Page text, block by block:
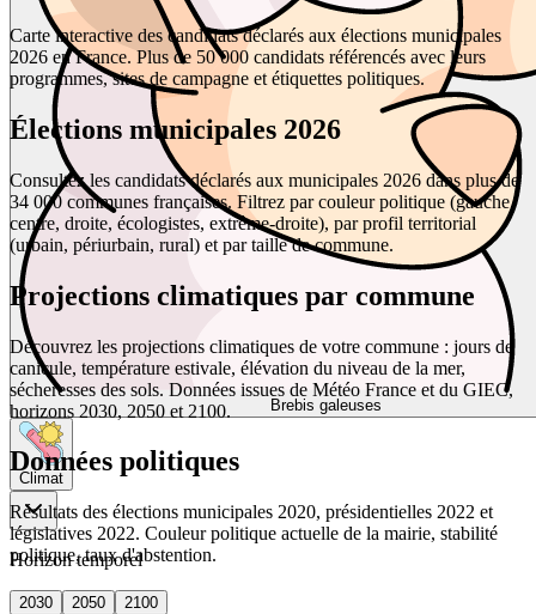
Brebis galeuses
Climat
Horizon temporel
2030 2050
2100
Carte interactive des candidats déclarés aux élections municipales
2026 en France. Plus de 50 000 candidats référencés avec leurs
programmes, sites de campagne et étiquettes politiques.
Élections municipales 2026
Consultez les candidats déclarés aux municipales 2026 dans plus de
34 000 communes françaises. Filtrez par couleur politique (gauche,
centre, droite, écologistes, extrême-droite), par profil territorial
(urbain, périurbain, rural) et par taille de commune.
Projections climatiques par commune
Découvrez les projections climatiques de votre commune : jours de
canicule, température estivale, élévation du niveau de la mer,
sécheresses des sols. Données issues de Météo France et du GIEC,
horizons 2030, 2050 et 2100.
Données politiques
Résultats des élections municipales 2020, présidentielles 2022 et
législatives 2022. Couleur politique actuelle de la mairie, stabilité
politique, taux d'abstention.